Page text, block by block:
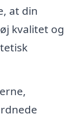
at din
kvalitet og